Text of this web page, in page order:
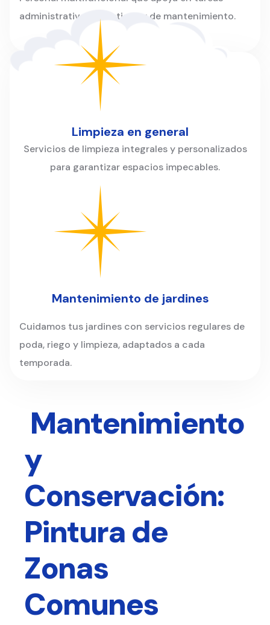
administrativas, logísticas y de mantenimiento.
Limpieza en general
Servicios de limpieza integrales y personalizados
para garantizar espacios impecables.
Mantenimiento de jardines
Cuidamos tus jardines con servicios regulares de
poda, riego y limpieza, adaptados a cada
temporada.
Mantenimiento
y
Conservación:
Pintura de
Zonas
Comunes